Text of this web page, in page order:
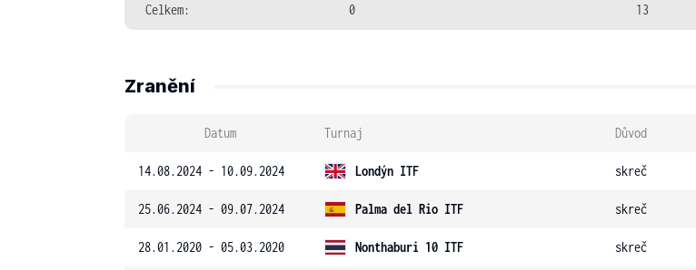
Celkem: 0 13
Zranění
Datum Turnaj Důvod
14.08.2024 - 10.09.2024 Londýn ITF skreč
25.06.2024 - 09.07.2024 Palma del Rio ITF skreč
28.01.2020 - 05.03.2020 Nonthaburi 10 ITF skreč